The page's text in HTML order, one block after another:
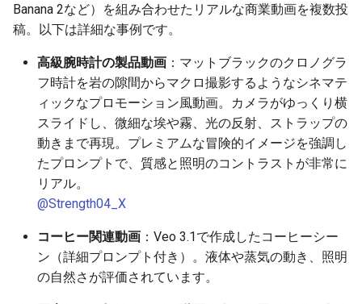
c
2026-07-07
2026-07-05
2026-07-04
2026-07-03
2026-07-01
2026-06-30
2025-12-21
2025-12-19
2025-12-18
2025-12-17
2025-12-15
2025-12-14
2026-07-07
2026-07-05
2026-07-04
2026-07-03
2026-07-01
2026-06-30
2025-12-21
2025-12-19
2025-12-18
2025-12-17
2025-12-15
2025-12-14
2026-04-26
2026-04-15
2026-05-03
2026-04-19
2026-04-12
2026-04-05
2026-03-22
2026-03-15
2025-10-26
2025-10-12
2025-10-05
2025-10-02
2025-09-24
2025-09-21
2026-05-03
2026-04-19
2026-04-12
2026-04-05
2026-03-22
2026-03-15
2026-05-03
2026-04-19
2026-04-12
2026-04-05
2026-03-22
2026-03-15
2025-10-19
2025-10-05
2025-10-04
2026-07-07
2026-07-04
2026-07-03
2026-07-02
2026-06-30
2026-06-29
2025-12-21
2025-12-19
2025-12-18
2025-12-17
2025-12-15
2025-12-14
2026-05-03
2026-04-19
2026-04-12
2026-04-05
2026-03-22
2026-03-15
2025-10-19
2025-10-05
2025-10-02
2025-09-27
2026-04-19
2026-04-07
2026-04-05
2026-03-29
2026-03-15
2026-03-08
2025-12-21
2025-12-19
2025-12-18
2025-12-17
2025-12-16
2025-12-15
2025-12-14
2026-05-03
2026-04-19
2026-04-12
2026-04-05
2026-03-22
2026-03-15
2026-07-06
2026-07-04
2026-07-03
2026-07-02
2026-06-30
2026-06-29
2026-05-18
2026-07-05
2026-07-02
2026-07-01
2026-06-30
2026-06-28
2026-06-25
2026-05-03
2026-04-19
2026-04-12
2026-04-05
Banana 2など）を組み合わせたリアルな商業動画を複数投
稿。以下は詳細な事例です。
高級腕時計の製品動画 ：マットブラックのクロノグラ
フ時計を岩の隙間からマクロ撮影するようなシネマテ
ィックなプロモーション風動画。カメラがゆっくり横
スライドし、微細な埃や霧、光の反射、ストラップの
動きまで再現。プレミアムな冒険的イメージを強調し
たプロンプトで、質感と照明のコントラストが非常に
リアル。
@Strength04_X
コーヒー関連動画 ：Veo 3.1で作成したコーヒーシー
ン（詳細プロンプト付き）。液体や蒸気の動き、照明
の自然さが評価されています。